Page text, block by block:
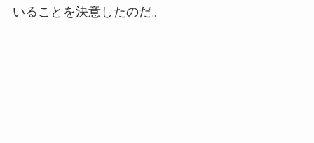
いることを決意したのだ。